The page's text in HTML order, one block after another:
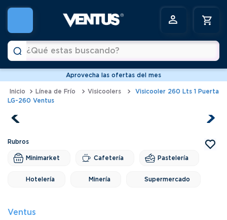
¿Qué estas buscando?
Aprovecha las ofertas del mes
Línea de Frío Visicoolers
Visicooler 260 Lts 1 Puerta
LG-260 Ventus
Minimarket Cafetería Pastelería
Hotelería Minería Supermercado
Ventus
Términos más buscados
1.
vitrinas
4.
conservadoras
5
pastelera